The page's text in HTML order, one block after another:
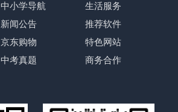
中小学导航
生活服务
新闻公告
推荐软件
京东购物
特色网站
中考真题 商务合作